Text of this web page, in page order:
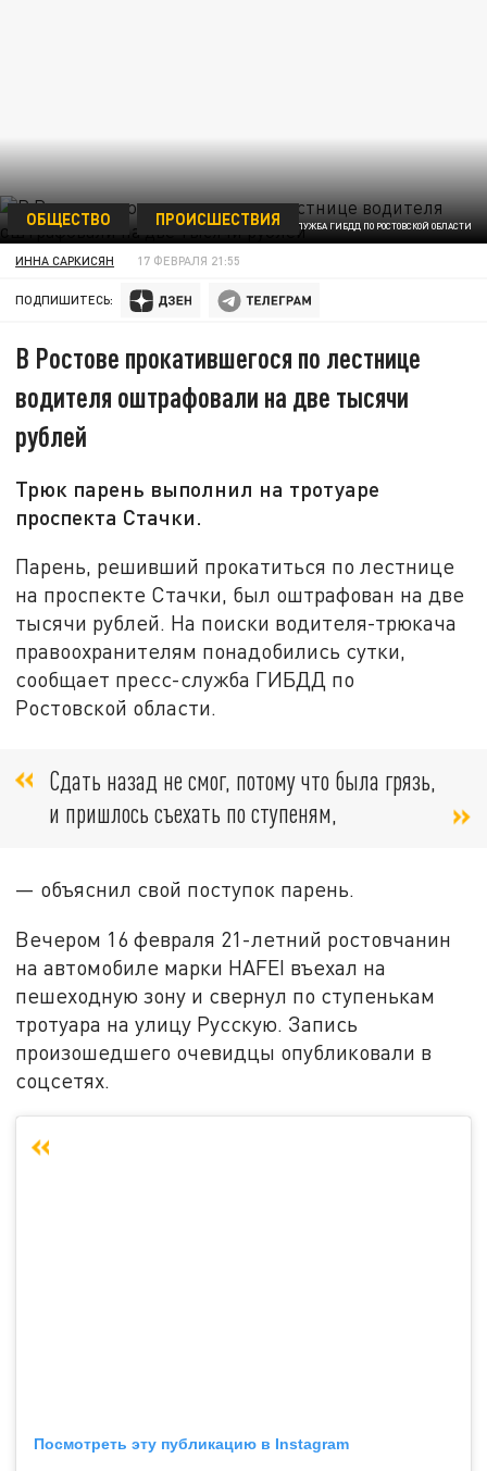
ФОТО: ОЧЕВИДЦЫ/ПРЕСС-СЛУЖБА ГИБДД ПО РОСТОВСКОЙ ОБЛАСТИ
ОБЩЕСТВО ПРОИСШЕСТВИЯ
ИННА САРКИСЯН 17 ФЕВРАЛЯ 21:55
ПОДПИШИТЕСЬ:
В Ростове прокатившегося по лестнице
водителя оштрафовали на две тысячи
рублей
Трюк парень выполнил на тротуаре
проспекта Стачки.
Парень, решивший прокатиться по лестнице
на проспекте Стачки, был оштрафован на две
тысячи рублей. На поиски водителя-трюкача
правоохранителям понадобились сутки,
сообщает пресс-служба ГИБДД по
Ростовской области.
Сдать назад не смог, потому что была грязь,
и пришлось съехать по ступеням,
— объяснил свой поступок парень.
Вечером 16 февраля 21-летний ростовчанин
на автомобиле марки HAFEI въехал на
пешеходную зону и свернул по ступенькам
тротуара на улицу Русскую. Запись
произошедшего очевидцы опубликовали в
соцсетях.
Посмотреть эту публикацию в Instagram